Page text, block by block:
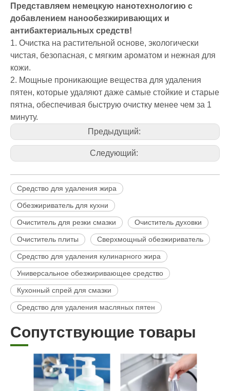
Представляем немецкую нанотехнологию с
добавлением нанообезжиривающих и
антибактериальных средств!
1. Очистка на растительной основе, экологически
чистая, безопасная, с мягким ароматом и нежная для
кожи.
2. Мощные проникающие вещества для удаления
пятен, которые удаляют даже самые стойкие и старые
пятна, обеспечивая быструю очистку менее чем за 1
минуту.
Предыдущий:
Следующий:
Средство для удаления жира
Обезжириватель для кухни
Очиститель для резки смазки Очиститель духовки
Очиститель плиты Сверхмощный обезжириватель
Средство для удаления кулинарного жира
Универсальное обезжиривающее средство
Кухонный спрей для смазки
Средство для удаления масляных пятен
Сопутствующие товары